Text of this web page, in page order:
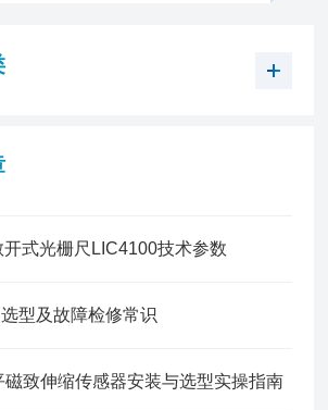
式光栅尺LIC4100技术参数
型及故障检修常识
致伸缩传感器安装与选型实操指南